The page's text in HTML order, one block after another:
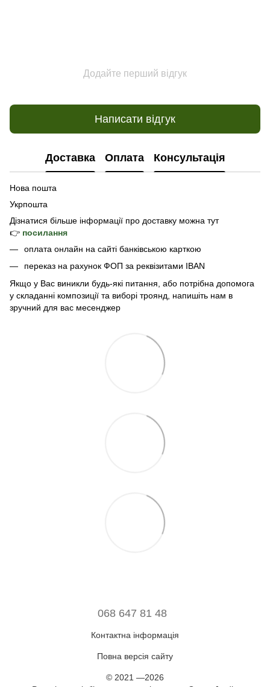
Додайте перший відгук
Написати відгук
Доставка Оплата Консультація
Нова пошта
Укрпошта
Дізнатися більше інформації про доставку можна тут
👉 посилання
оплата онлайн на сайті банківською карткою
переказ на рахунок ФОП за реквізитами IBAN
Якщо у Вас виникли будь-які питання, або потрібна допомога
у складанні композиції та виборі троянд, напишіть нам в
зручний для вас месенджер
068 647 81 48
Контактна інформація
Повна версія сайту
© 2021 —2026